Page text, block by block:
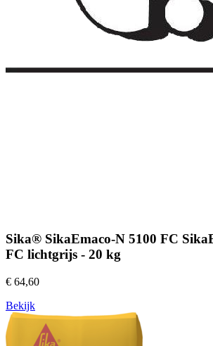
Sika® SikaEmaco-N 5100 FC
FC lichtgrijs - 20 kg
€ 64,60
Bekijk